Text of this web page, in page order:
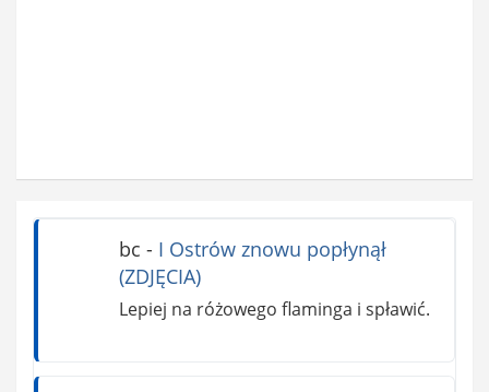
bc - I Ostrów znowu popłynął
(ZDJĘCIA)
Lepiej na różowego flaminga i spławić.